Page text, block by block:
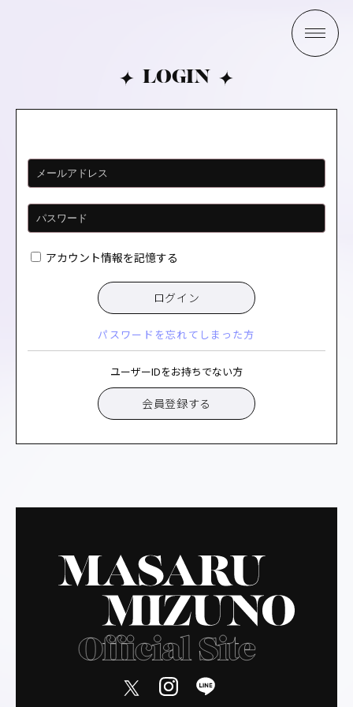
LOGIN
アカウント情報を記憶する
ログイン
パスワードを忘れてしまった方
ユーザーIDをお持ちでない方
会員登録する